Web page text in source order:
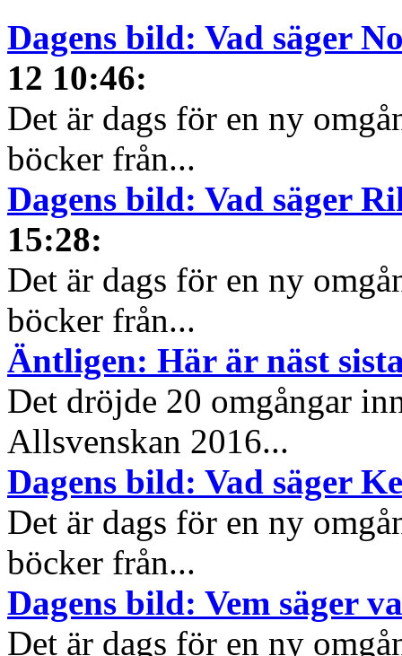
Dagens bild: Vad säger
12 10:46:
Det är dags för en ny
böcker från...
Dagens bild: Vad säger
15:28:
Det är dags för en ny
böcker från...
Äntligen: Här är näst
Det dröjde 20 omgångar
Allsvenskan 2016...
Dagens bild: Vad säger
Det är dags för en ny
böcker från...
Dagens bild: Vem säger
Det är dags för en ny